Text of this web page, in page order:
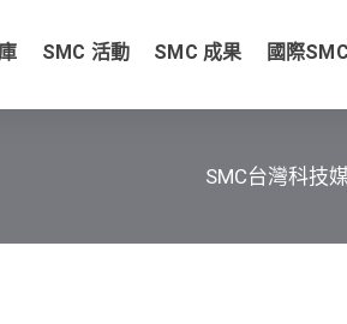
SMC 活動 SMC 成果 國際
SMC台灣科技